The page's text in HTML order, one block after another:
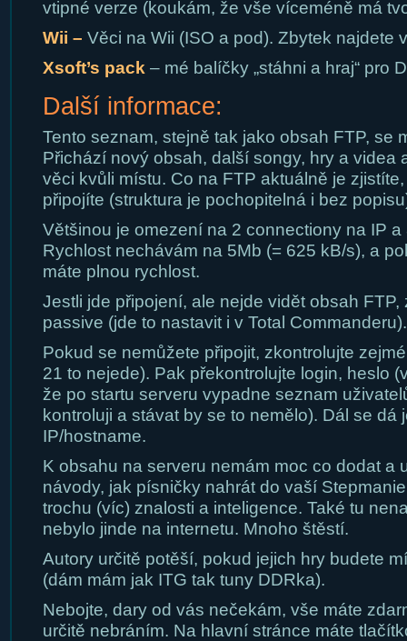
vtipné verze (koukám, že vše víceméně má
Wii – Věci na Wii (ISO a pod). Zbytek najdete
Xsoft’s pack – mé balíčky „stáhni a hraj“ pro
Další informace:
Tento seznam, stejně tak jako obsah FTP, se
Přichází nový obsah, další songy, hry a videa
věci kvůli místu. Co na FTP aktuálně je
připojíte (struktura je pochopitelná i bez
Většinou je omezení na 2 connectiony na IP a
Rychlost nechávám na 5Mb (= 625 kB/s), a
máte plnou rychlost.
Jestli jde připojení, ale nejde vidět obsah FTP,
passive (jde to nastavit i v Total Commanderu).
Pokud se nemůžete připojit, zkontrolujte
21 to nejede). Pak překontrolujte login, heslo
že po startu serveru vypadne seznam
kontroluji a stávat by se to nemělo). Dál se dá
IP/hostname.
K obsahu na serveru nemám moc co dodat a
návody, jak písničky nahrát do vaší
trochu (víc) znalosti a inteligence. Také tu
nebylo jinde na internetu. Mnoho štěstí.
Autory určitě potěší, pokud jejich hry budete
(dám mám jak ITG tak tuny DDRka).
Nebojte, dary od vás nečekám, vše máte
určitě nebráním. Na hlavní stránce máte